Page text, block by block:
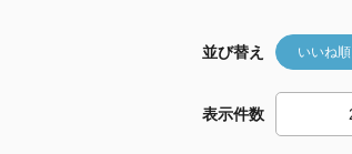
並び替え いいね順
表示件数